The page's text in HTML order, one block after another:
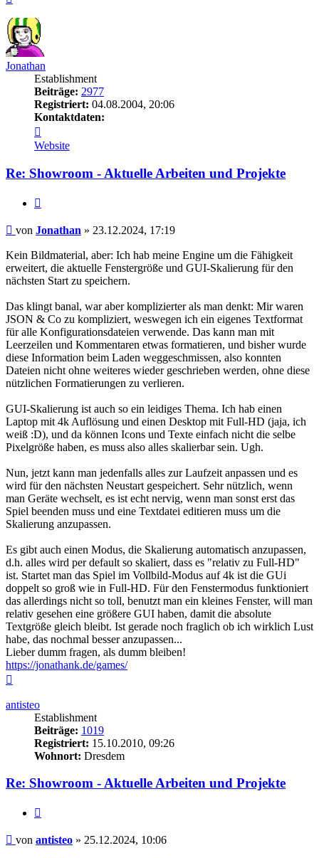
Jonathan
Establishment
Beiträge: 2977
Registriert: 04.08.2004, 20:06
Kontaktdaten:
von
Jonathan
Website
Re: Showroom - Aktuelle Arbeiten und Projekte
Beitrag
von Jonathan » 23.12.2024, 17:19
Kein Bildmaterial, aber: Ich hab meine Engine um die Fähigkeit
erweitert, die aktuelle Fenstergröße und GUI-Skalierung für den
nächsten Start zu speichern.
Das klingt banal, war aber komplizierter als man denkt: Mir waren
JSON & Co zu kompliziert, weswegen ich ein eigenes Textformat
für alle Konfigurationsdateien verwende. Das kann man mit
Leerzeilen und Kommentaren etwas formatieren, und bisher wurde
diese Information beim Laden weggeschmissen, also konnten
Dateien nicht ohne weiteres wieder geschrieben werden, ohne diese
nützlichen Formatierungen zu verlieren.
GUI-Skalierung ist auch so ein leidiges Thema. Ich hab einen
Laptop mit 4k Auflösung und einen Desktop mit Full-HD (jaja, ich
weiß :D), und da können Icons und Texte einfach nicht die selbe
Pixelgröße haben, es muss also alles skalierbar sein. Ugh.
Nun, jetzt kann man jedenfalls alles zur Laufzeit anpassen und es
wird für den nächsten Neustart gespeichert. Sehr nützlich, wenn
man Geräte wechselt, es ist echt nervig, wenn man sonst erst das
Spiel beenden muss und eine Textdatei editieren muss um die
Skalierung anzupassen.
Es gibt auch einen Modus, die Skalierung automatisch anzupassen,
d.h. alles wird per default so skaliert, dass es "relativ zu Full-HD"
ist. Startet man das Spiel im Vollbild-Modus auf 4k ist die GUi
doppelt so groß wie in Full-HD. Für den Fenstermodus funktioniert
das allerdings nicht so toll, benutzt man ein kleines Fenster, will man
relativ gesehen eine größere GUI haben, damit die absolute
Textgröße gleich bleibt. Ist gerade noch fraglich ob ich wirklich Lust
habe, das nochmal besser anzupassen...
Lieber dumm fragen, als dumm bleiben!
https://jonathank.de/games/
antisteo
Establishment
Beiträge: 1019
Registriert: 15.10.2010, 09:26
Wohnort: Dresdem
Re: Showroom - Aktuelle Arbeiten und Projekte
Beitrag
von antisteo » 25.12.2024, 10:06